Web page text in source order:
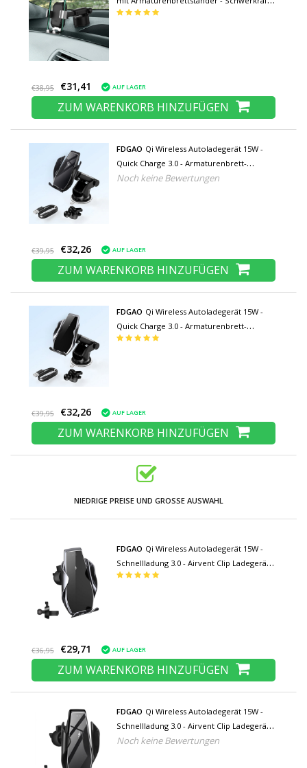
Smartphone-Halter Silber
€38,95 €31,41 AUF LAGER
ZUM WARENKORB HINZUFÜGEN
FDGAO Qi Wireless Autoladegerät 15W -
Quick Charge 3.0 - Armaturenbrett-
Standladegerät Universal Wireless Car
Noch keine Bewertungen
€39,95 €32,26 AUF LAGER
ZUM WARENKORB HINZUFÜGEN
FDGAO Qi Wireless Autoladegerät 15W -
Quick Charge 3.0 - Armaturenbrett-
Standladegerät Universal Wireless Car
€39,95 €32,26 AUF LAGER
ZUM WARENKORB HINZUFÜGEN
NIEDRIGE PREISE UND GROSSE AUSWAHL
FDGAO Qi Wireless Autoladegerät 15W -
Schnellladung 3.0 - Airvent Clip Ladegerät
Universal Wireless Autoladepad Silber
€36,95 €29,71 AUF LAGER
ZUM WARENKORB HINZUFÜGEN
FDGAO Qi Wireless Autoladegerät 15W -
Schnellladung 3.0 - Airvent Clip Ladegerät
Universal Wireless Autoladepad Schwarz
Noch keine Bewertungen